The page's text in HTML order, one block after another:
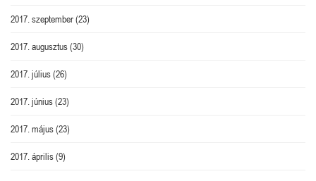
2017. szeptember(23)
2017. augusztus(30)
2017. július(26)
2017. június(23)
2017. május(23)
2017. április(9)